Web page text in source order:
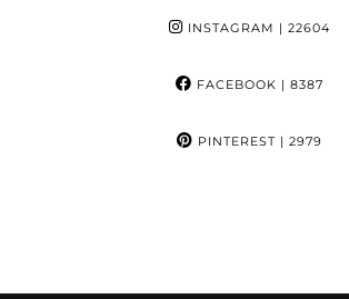
INSTAGRAM | 22604
FACEBOOK | 8387
PINTEREST| 2979